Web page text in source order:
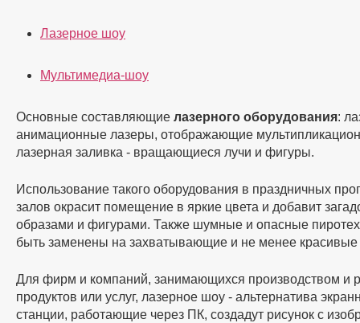
Лазерное шоу
Мультимедиа-шоу
Основные составляющие лазерного оборудования:
анимационные лазеры, отображающие
лазерная заливка - вращающиеся лучи и фигуры.
Использование такого оборудования в праздничных
залов окрасит помещение в яркие цвета и добавит
образами и фигурами. Также шумные и опасные
быть заменены на захватывающие и не менее
Для фирм и компаний, занимающихся производством и
продуктов или услуг, лазерное шоу - альтернатива
станции, работающие через ПК, создадут рисунок с